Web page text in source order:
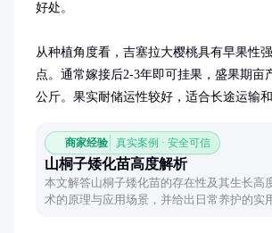
好处。
从种植角度看，吉塞拉大樱桃具有早果性
点。通常嫁接后2-3年即可挂果，盛果期亩
公斤。果实耐储运性较好，适合长途运输和
商家经验 真实案例 · 安全可信
山桐子矮化苗高度解析
本文解答山桐子矮化苗的存在性及其生长高
术的原理与应用场景，并给出日常养护的实